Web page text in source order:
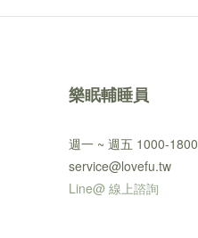
樂眠輔睡員
週一 ~ 週五 1000-1800
service@lovefu.tw
Line@ 線上諮詢